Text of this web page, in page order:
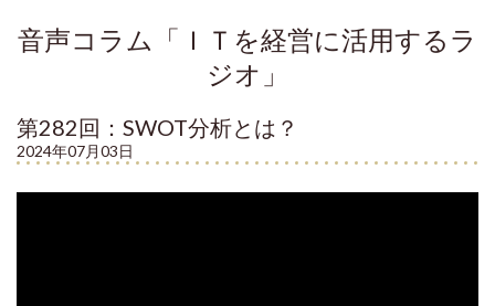
音声コラム「ＩＴを経営に活用するラ
ジオ」
第282回：SWOT分析とは？
2024年07月03日